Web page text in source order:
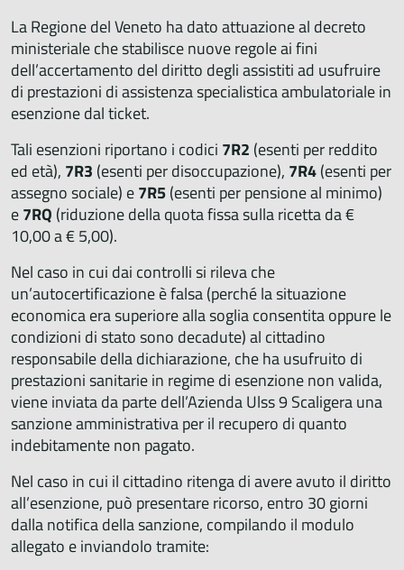
La Regione del Veneto ha dato attuazione al decreto
ministeriale che stabilisce nuove regole ai fini
dell’accertamento del diritto degli assistiti ad usufruire
di prestazioni di assistenza specialistica ambulatoriale in
esenzione dal ticket.
Tali esenzioni riportano i codici 7R2 (esenti per reddito
ed età), 7R3 (esenti per disoccupazione), 7R4(esenti per
assegno sociale) e7R5(esenti per pensione al minimo)
e7RQ (riduzione della quota fissa sulla ricetta da €
10,00 a € 5,00).
Nel caso in cui dai controlli si rileva che
un’autocertificazione è falsa (perché la situazione
economica era superiore alla soglia consentita oppure le
condizioni di stato sono decadute) al cittadino
responsabile della dichiarazione, che ha usufruito di
prestazioni sanitarie in regime di esenzione non valida,
viene inviata da parte dell’Azienda Ulss 9 Scaligera una
sanzione amministrativa per il recupero di quanto
indebitamente non pagato.
Nel caso in cui il cittadino ritenga di avere avuto il diritto
all’esenzione, può presentare ricorso, entro 30 giorni
dalla notifica della sanzione, compilando il modulo
allegato e inviandolo tramite: